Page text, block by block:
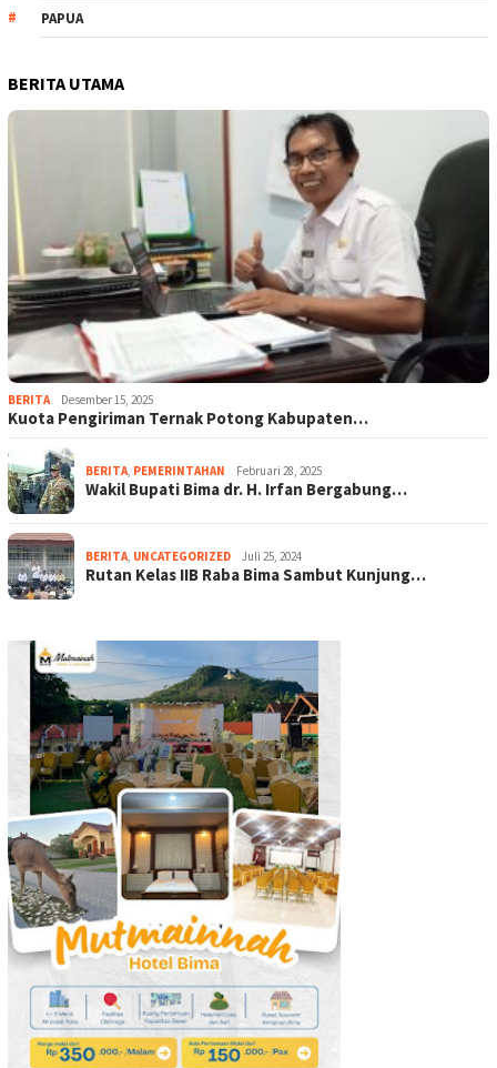
PAPUA
BERITA UTAMA
BERITA Desember 15, 2025
Kuota Pengiriman Ternak Potong Kabupaten…
BERITA, PEMERINTAHAN Februari 28, 2025
Wakil Bupati Bima dr. H. Irfan Bergabung…
BERITA, UNCATEGORIZED Juli 25, 2024
Rutan Kelas IIB Raba Bima Sambut Kunjung…